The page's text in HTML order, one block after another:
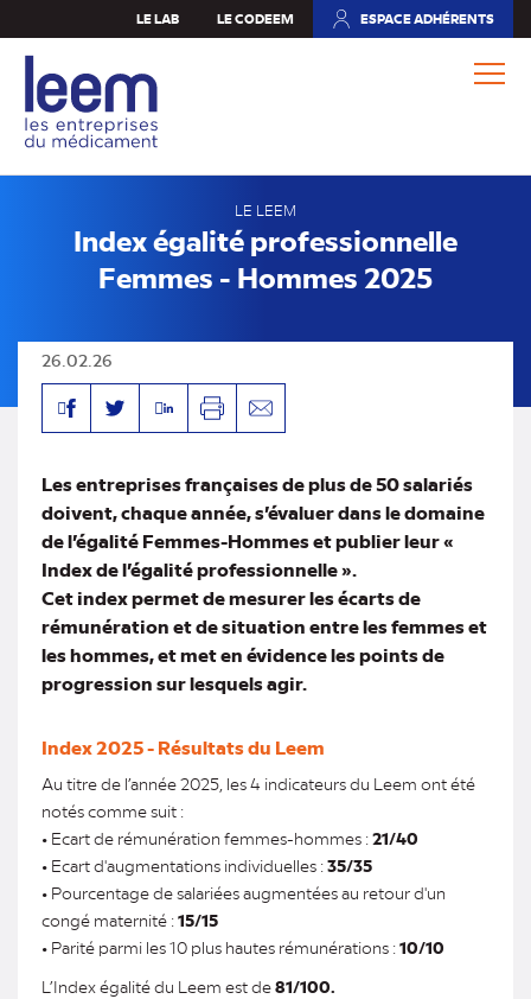
au
contenu
principal
LE LAB LE CODEEM ESPACE ADHÉRENTS
(NOUVEL
LE LEEM
Index égalité professionnelle
Femmes - Hommes 2025
26.02.26
FacebookTwitterLinkedinImprimerEnvoyer
Les entreprises françaises de plus de 50 salariés
doivent, chaque année, s’évaluer dans le domaine
de l’égalité Femmes-Hommes et publier leur «
Index de l’égalité professionnelle ».
Cet index permet de mesurer les écarts de
rémunération et de situation entre les femmes et
les hommes, et met en évidence les points de
progression sur lesquels agir.
Index 2025 - Résultats du Leem
Au titre de l’année 2025, les 4 indicateurs du Leem ont été
notés comme suit :
• Ecart de rémunération femmes-hommes :21/40
• Ecart d'augmentations individuelles :35/35
• Pourcentage de salariées augmentées au retour d'un
congé maternité :15/15
• Parité parmi les 10 plus hautes rémunérations :10/10
L’Index égalité du Leem est de81/100.